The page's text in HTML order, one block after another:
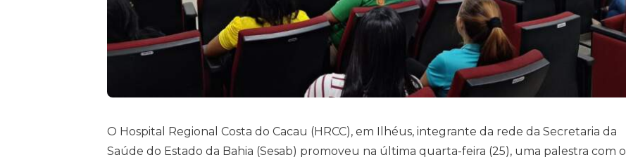
O Hospital Regional Costa do Cacau (HRCC), em Ilhéus, integrante da rede da Secretaria da
Saúde do Estado da Bahia (Sesab) promoveu na última quarta-feira (25), uma palestra com o